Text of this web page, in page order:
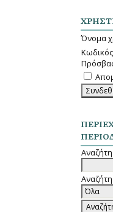
Όνομα
Κωδικός